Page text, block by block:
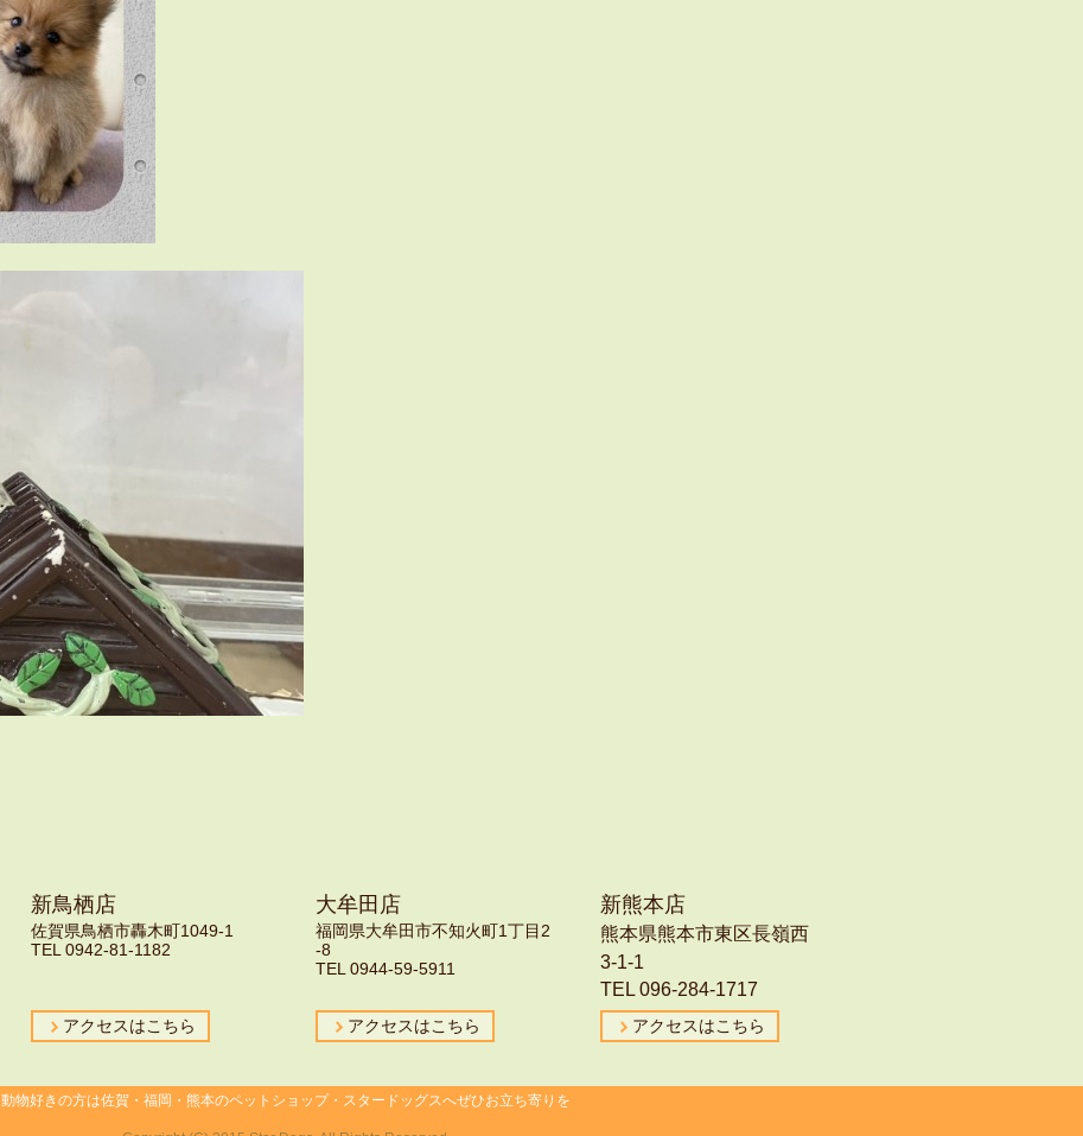
新鳥栖店
佐賀県鳥栖市轟木町1049-1
TEL 0942-81-1182
アクセスはこちら
大牟田店
福岡県大牟田市不知火町1丁目2
-8
TEL 0944-59-5911
アクセスはこちら
新熊本店
熊本県熊本市東区長嶺西
3-1-1
TEL 096-284-1717
アクセスはこちら
動物好きの方は佐賀・福岡・熊本のペットショップ・スタードッグスへぜひお立ち寄りを